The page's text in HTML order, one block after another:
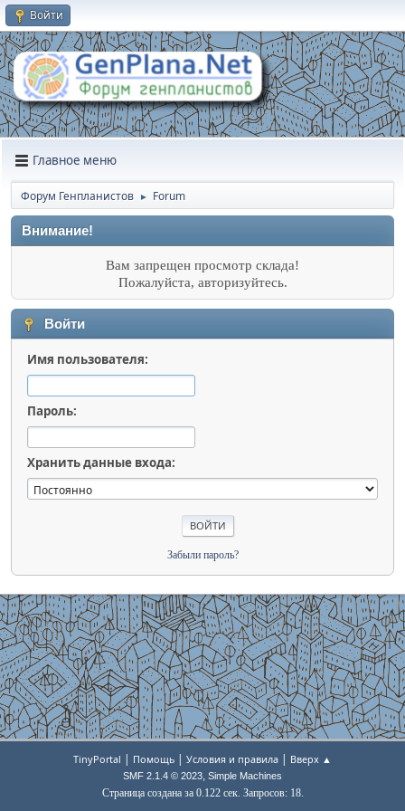
Войти
Главное меню
Форум Генпланистов ► Forum
Внимание!
Вам запрещен просмотр склада!
Пожалуйста, авторизуйтесь.
Войти
Имя пользователя:
Пароль:
Хранить данные входа:
Забыли пароль?
TinyPortal | Помощь | Условия и правила | Вверх ▲
SMF 2.1.4 © 2023, Simple Machines
Страница создана за 0.122 сек. Запросов: 18.